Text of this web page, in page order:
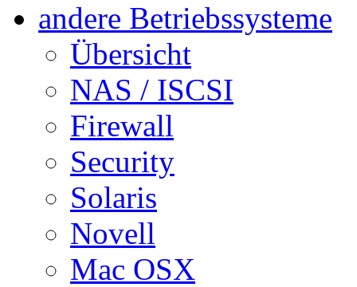
andere Betriebssysteme
Übersicht
NAS / ISCSI
Firewall
Security
Solaris
Novell
Mac OSX